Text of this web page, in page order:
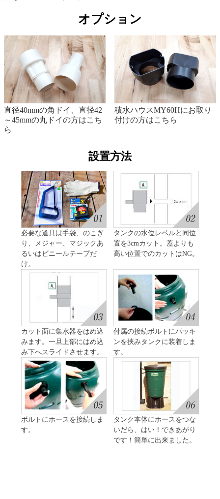
オプション
直径40mmの角ドイ、直径42
～45mmの丸ドイの方はこち
ら
積水ハウスMY60Hにお取り
付けの方はこちら
設置方法
必要な道具は手袋、のこぎ
り、メジャー、マジックあ
るいはビニールテープだ
け。
タンクの水位レベルと同位
置を3cmカット。蓋よりも
高い位置でのカットはNG。
カット面に集水器をはめ込
みます。一旦上部にはめ込
み下へスライドさせます。
付属の接続ボルトにパッキ
ンを挟みタンクに装着しま
す。
ボルトにホースを接続しま
す。
タンク本体にホースをつな
いだら、はい！できあがり
です！簡単に出来ました。